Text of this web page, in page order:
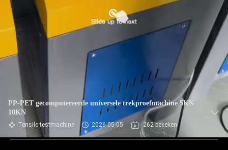
PP-PET gecomputereerde universele trekproefmachine 5KN
10KN
Tensile testmachine 2026-05-05 262 bekeken